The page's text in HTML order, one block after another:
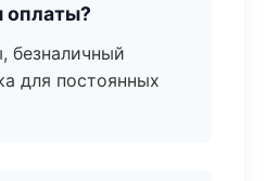
оплаты?
безналичный
для постоянных